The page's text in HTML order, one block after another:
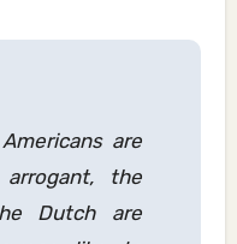
are
the
Dutch are